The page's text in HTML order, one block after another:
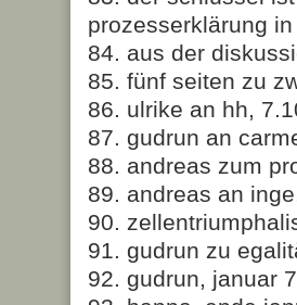
prozesserklärung
84. aus der
85. fünf seiten zu
86. ulrike an hh,
87. gudrun an
88. andreas zum
89. andreas an
90.
91. gudrun zu
92. gudrun, januar